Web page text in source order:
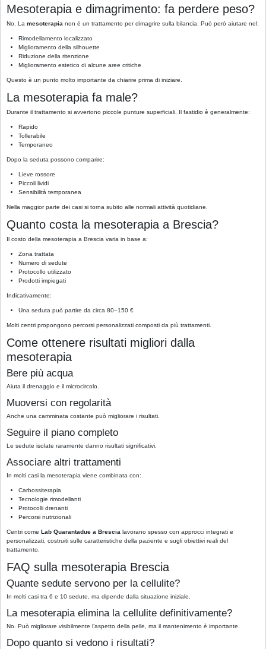
Mesoterapia e dimagrimento: fa perdere peso?
No. La mesoterapia non è un trattamento per dimagrire sulla bilancia. Può però aiutare nel:
Rimodellamento localizzato
Miglioramento della silhouette
Riduzione della ritenzione
Miglioramento estetico di alcune aree critiche
Questo è un punto molto importante da chiarire prima di iniziare.
La mesoterapia fa male?
Durante il trattamento si avvertono piccole punture superficiali. Il fastidio è generalmente:
Rapido
Tollerabile
Temporaneo
Dopo la seduta possono comparire:
Lieve rossore
Piccoli lividi
Sensibilità temporanea
Nella maggior parte dei casi si torna subito alle normali attività quotidiane.
Quanto costa la mesoterapia a Brescia?
Il costo della mesoterapia a Brescia varia in base a:
Zona trattata
Numero di sedute
Protocollo utilizzato
Prodotti impiegati
Indicativamente:
Una seduta può partire da circa 80–150 €
Molti centri propongono percorsi personalizzati composti da più trattamenti.
Come ottenere risultati migliori dalla
mesoterapia
Bere più acqua
Aiuta il drenaggio e il microcircolo.
Muoversi con regolarità
Anche una camminata costante può migliorare i risultati.
Seguire il piano completo
Le sedute isolate raramente danno risultati significativi.
Associare altri trattamenti
In molti casi la mesoterapia viene combinata con:
Carbossiterapia
Tecnologie rimodellanti
Protocolli drenanti
Percorsi nutrizionali
Centri come Lab Quarantadue a Brescia lavorano spesso con approcci integrati e
personalizzati, costruiti sulle caratteristiche della paziente e sugli obiettivi reali del
trattamento.
FAQ sulla mesoterapia Brescia
Quante sedute servono per la cellulite?
In molti casi tra 6 e 10 sedute, ma dipende dalla situazione iniziale.
La mesoterapia elimina la cellulite definitivamente?
No. Può migliorare visibilmente l’aspetto della pelle, ma il mantenimento è importante.
Dopo quanto si vedono i risultati?